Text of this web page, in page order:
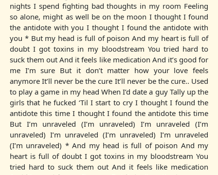
nights I spend fighting bad thoughts in my room Feeling
so alone, might as well be on the moon I thought I found
the antidote with you I thought I found the antidote with
you * But my head is full of poison And my heart is full of
doubt I got toxins in my bloodstream You tried hard to
suck them out And it feels like medication And it’s good for
me I’m sure But it don’t matter how your love feels
anymore It’ll never be the cure It’ll never be the cure.. Used
to play a game in my head When I’d date a guy Tally up the
girls that he fucked ‘Til I start to cry I thought I found the
antidote this time I thought I found the antidote this time
But I’m unraveled (I’m unraveled) I’m unraveled (I’m
unraveled) I’m unraveled (I’m unraveled) I’m unraveled
(I’m unraveled) * And my head is full of poison And my
heart is full of doubt I got toxins in my bloodstream You
tried hard to suck them out And it feels like medication